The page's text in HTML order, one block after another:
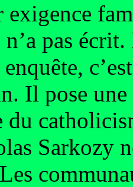
exigence
pas
enquête,
Il pose
du
Sarkozy